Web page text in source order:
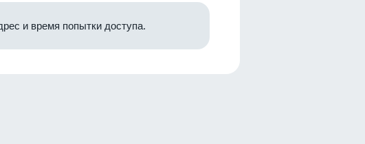
и время попытки доступа.